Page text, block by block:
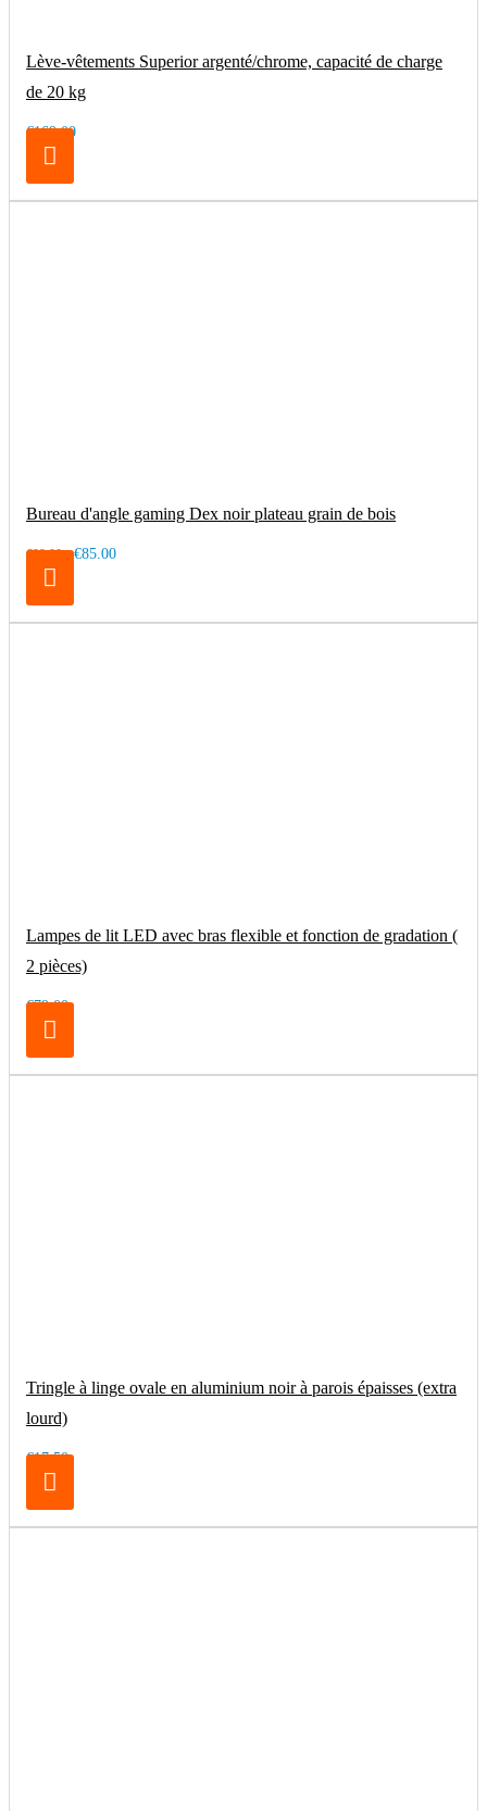
Lève-vêtements Superior argenté/chrome, capacité de charge
de 20 kg
€169.00
Bureau d'angle gaming Dex noir plateau grain de bois
€99.00 €85.00
Lampes de lit LED avec bras flexible et fonction de gradation (
2 pièces)
€79.00
Tringle à linge ovale en aluminium noir à parois épaisses (extra
lourd)
€17.50